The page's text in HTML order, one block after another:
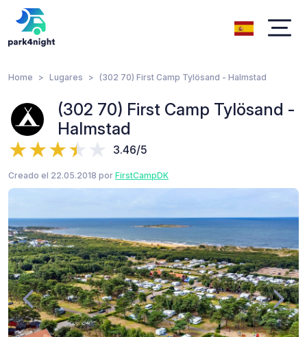
Home Lugares (302 70) First Camp Tylösand - Halmstad
(302 70) First Camp Tylösand -
Halmstad
3.46/5
Creado el 22.05.2018 por FirstCampDK